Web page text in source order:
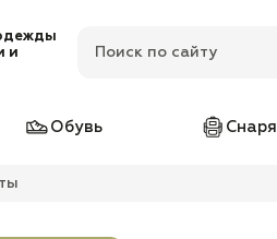
и
Обувь